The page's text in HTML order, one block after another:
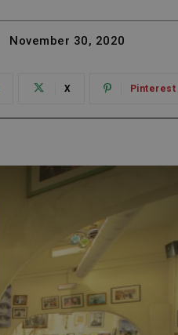
November 30, 2020
X Pinterest